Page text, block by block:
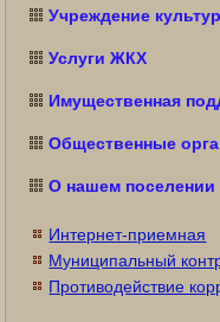
Учреждение
Услуги ЖКХ
Имущественная
Общественные
О нашем поселении
Интернет-приемная
Муниципальный
Противодействие